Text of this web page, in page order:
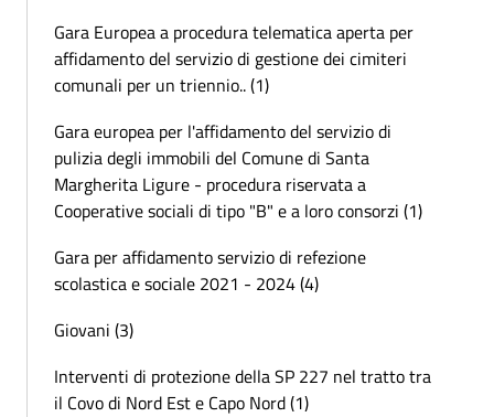
Gara Europea a procedura telematica aperta per
affidamento del servizio di gestione dei cimiteri
comunali per un triennio.. (1)
Gara europea per l'affidamento del servizio di
pulizia degli immobili del Comune di Santa
Margherita Ligure - procedura riservata a
Cooperative sociali di tipo "B" e a loro consorzi (1)
Gara per affidamento servizio di refezione
scolastica e sociale 2021 - 2024 (4)
Giovani (3)
Interventi di protezione della SP 227 nel tratto tra
il Covo di Nord Est e Capo Nord (1)